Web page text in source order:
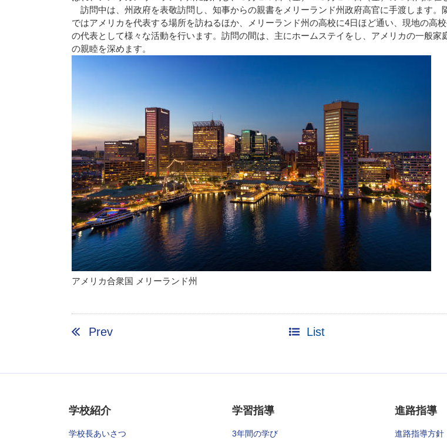
訪問中は、州政府を表敬訪問し、知事からの親書をメリーランド州政府高官に手渡します。
ではアメリカを代表する場所を訪ねるほか、メリーランド州の高校に4日ほど通い、現地の高
の代表として様々な活動を行います。訪問の間は、主にホームステイをし、アメリカの一般家
の親睦を深めます。
アメリカ合衆国 メリーランド州
Prev List
学校紹介
学校長あいさつ
学習指導
3年間の学び
進路指導
進路指導方針